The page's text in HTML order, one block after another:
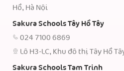
Hồ, Hà Nội
Sakura Schools Tây Hồ Tây
024 7100 6869
Lô H3-LC, Khu đô thị Tây Hồ
Sakura Schools Tam Trinh